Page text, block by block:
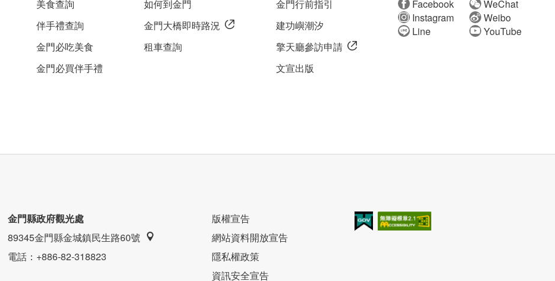
美食查詢
伴手禮查詢
金門必吃美食
金門必買伴手禮
如何到金門
金門大橋即時路況
租車查詢
金門行前指引
建功嶼潮汐
擎天廳參訪申請
文宣出版
Facebook
WeChat
Instagram
Weibo
Line
YouTube
金門縣政府觀光處
89345金門縣金城鎮民生路60號
電話：+886-82-318823
版權宣告
網站資料開放宣告
隱私權政策
資訊安全宣告